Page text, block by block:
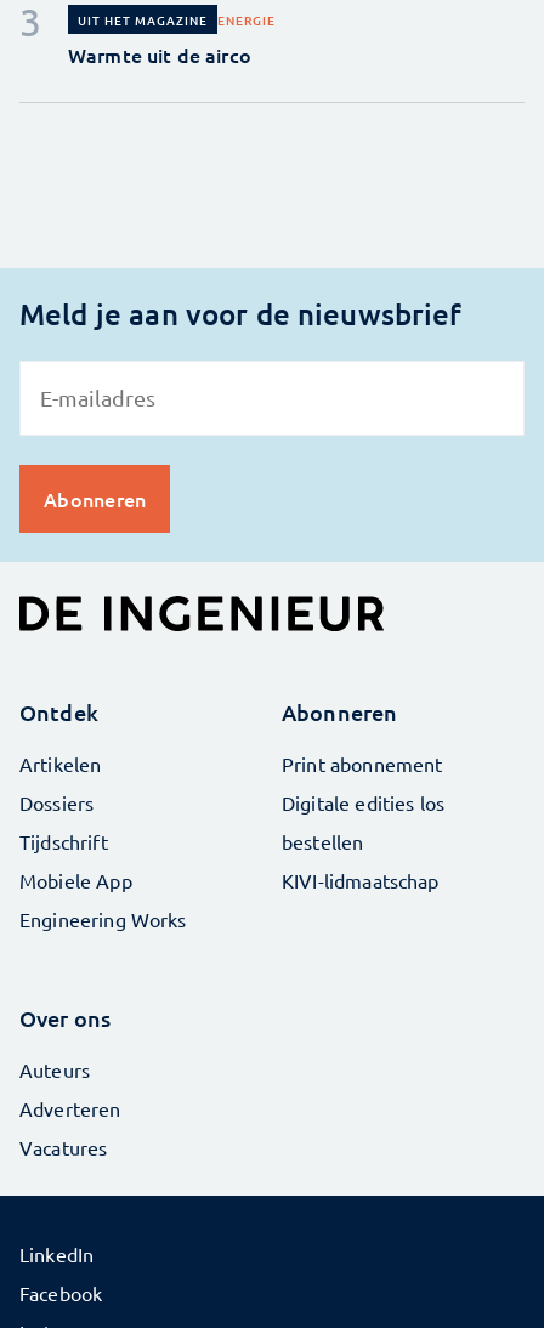
UIT HET MAGAZINE ENERGIE
Warmte uit de airco
Meld je aan voor de nieuwsbrief
Ontdek
Artikelen
Dossiers
Tijdschrift
Mobiele App
Engineering Works
Abonneren
Print abonnement
Digitale edities los
bestellen
KIVI-lidmaatschap
Over ons
Auteurs
Adverteren
Vacatures
LinkedIn
Facebook